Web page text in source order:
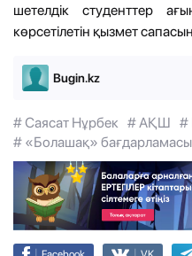
шетелдік студенттер
көрсетілетін қызмет
Bugin.kz
# Саясат Нұрбек # АҚШ #
# «Болашақ» бағдарламасы